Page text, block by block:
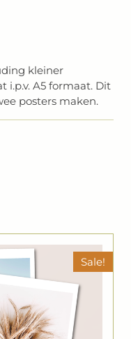
kleiner
i.p.v. A5 formaat. Dit
posters maken.
Sale!